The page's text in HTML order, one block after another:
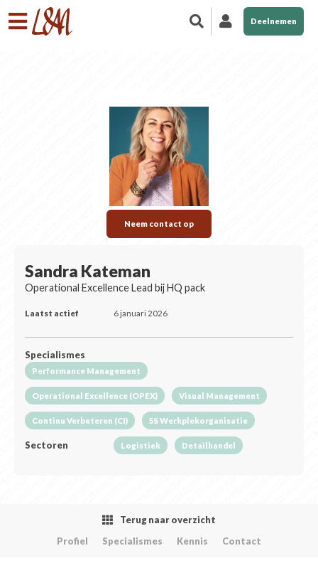
Deelnemen
Neem contact op
Sandra Kateman
Operational Excellence Lead bij HQ pack
Laatst actief 6 januari 2026
Specialismes
Performance Management
Operational Excellence (OPEX) Visual Management
Continu Verbeteren (CI) 5S Werkplekorganisatie
Sectoren Logistiek Detailhandel
Terug naar overzicht
Profiel
Specialismes Kennis Contact